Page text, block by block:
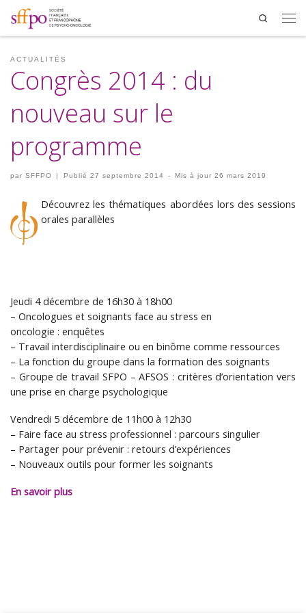
Search
ACTUALITÉS
Congrès 2014 : du
nouveau sur le
programme
par SFFPO | Publié 27 septembre 2014 - Mis à jour 26 mars 2019
Découvrez les thématiques abordées lors des sessions
orales parallèles
Jeudi 4 décembre de 16h30 à 18h00
– Oncologues et soignants face au stress en
oncologie : enquêtes
– Travail interdisciplinaire ou en binôme comme ressources
– La fonction du groupe dans la formation des soignants
– Groupe de travail SFPO – AFSOS : critères d’orientation vers
une prise en charge psychologique
Vendredi 5 décembre de 11h00 à 12h30
– Faire face au stress professionnel : parcours singulier
– Partager pour prévenir : retours d’expériences
– Nouveaux outils pour former les soignants
En savoir plus